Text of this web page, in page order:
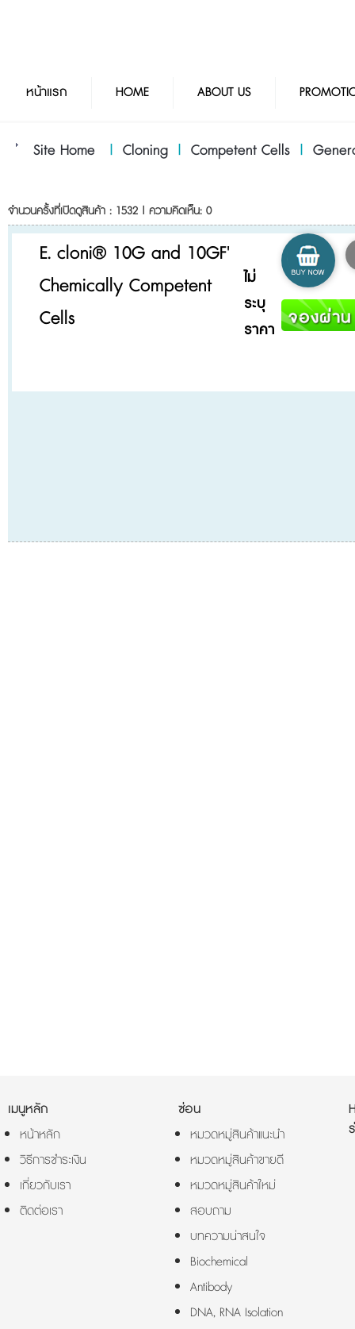
หน้าแรก HOME ABOUT US
Site Home | Cloning | Competent Cells |
จำนวนครั้งที่เปิดดูสินค้า : 1532 | ความคิดเห็น: 0
E. cloni® 10G and 10GF'
Chemically Competent
Cells
ไม่
ระบุ
ราคา
เมนูหลัก
หน้าหลัก
วิธีการชำระเงิน
เกี่ยวกับเรา
ติดต่อเรา
ซ่อน
หมวดหมู่สินค้าแนะนำ
หมวดหมู่สินค้าขายดี
หมวดหมู่สินค้าใหม่
สอบถาม
บทความน่าสนใจ
Biochemical
Antibody
DNA, RNA Isolation